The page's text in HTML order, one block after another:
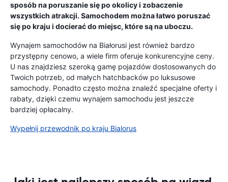
sposób na poruszanie się po okolicy i zobaczenie
wszystkich atrakcji. Samochodem można łatwo poruszać
się po kraju i docierać do miejsc, które są na uboczu.
Wynajem samochodów na Białorusi jest również bardzo
przystępny cenowo, a wiele firm oferuje konkurencyjne ceny.
U nas znajdziesz szeroką gamę pojazdów dostosowanych do
Twoich potrzeb, od małych hatchbacków po luksusowe
samochody. Ponadto często można znaleźć specjalne oferty i
rabaty, dzięki czemu wynajem samochodu jest jeszcze
bardziej opłacalny.
Wypełnij przewodnik po kraju Bialorus